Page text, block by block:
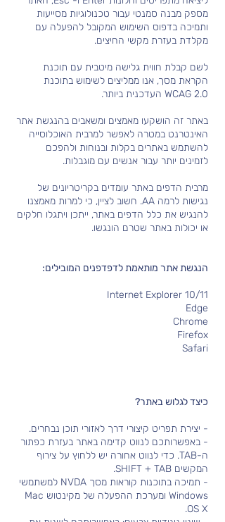
מספק מבנה סמנטי עבור טכנולוגיות מסייעות
ותמיכה בדפוס השימוש המקובל להפעלה עם
מקלדת בעזרת מקשי החיצים.
לשם קבלת חווית גלישה מיטבית עם תוכנת
הקראת מסך, אנו ממליצים לשימוש בתוכנת
WCAG 2.0 העדכנית ביותר.
באתר זה הושקעו מאמצים ומשאבים בהנגשת אתר
האינטרנט במטרה לאפשר למרבית האוכלוסייה
להשתמש באתרים בקלות ובנוחות ולהפכם
לזמינים יותר עבור אנשים עם מוגבלות.
מרבית הדפים באתר עומדים בקריטריונים של
נגישות לרמה AA. חשוב לציין, כי למרות מאמצנו
להנגיש את כלל הדפים באתר, ייתכן ויתגלו חלקים
או יכולות באתר שטרם הונגשו.
הנגשת אתר מותאמת לדפדפנים המובילים:
Internet Explorer 10/11
Edge
Chrome
Firefox
Safari
כיצד לגלוש באתר?
- יצירת תפריט קיצורי דרך לאזורי תוכן נבחרים.
- באפשרותכם לנווט קדימה באתר בעזרת כפתור
ה-TAB. כדי לנווט אחורה יש ללחוץ על צירוף
המקשים SHIFT + TAB.
- תמיכה בתוכנות קוראות מסך NVDA למשתמשי
Windows ומערכת ההפעלה של מקינטוש Mac
OS X.